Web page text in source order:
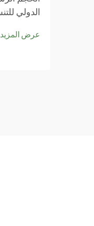
قياسية
عرض المزيد